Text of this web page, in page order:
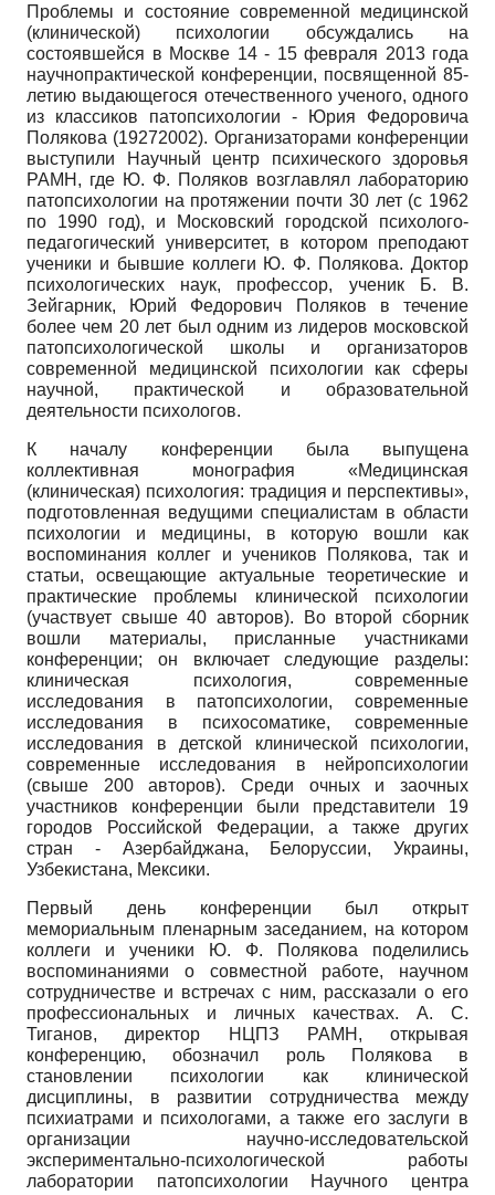
Проблемы и состояние современной медицинской
(клинической) психологии обсуждались на
состоявшейся в Москве 14 - 15 февраля 2013 года
научно­практической конференции, посвященной 85-
летию выдающегося отечественного ученого, одного
из классиков патопсихологии - Юрия Федоровича
Полякова (1927­2002). Организаторами конференции
выступили Научный центр психического здоровья
РАМН, где Ю. Ф. Поляков возглавлял лабораторию
патопсихологии на протяжении почти 30 лет (с 1962
по 1990 год), и Московский городской психолого­
педагогический университет, в котором преподают
ученики и бывшие коллеги Ю. Ф. Полякова. Доктор
психологических наук, профессор, ученик Б. В.
Зейгарник, Юрий Федорович Поляков в течение
более чем 20 лет был одним из лидеров московской
патопсихологической школы и организаторов
современной медицинской психологии как сферы
научной, практической и образовательной
деятельности психологов.
К началу конференции была выпущена
коллективная монография «Медицинская
(клиническая) психология: традиция и перспективы»,
подготовленная ведущими специалистам в области
психологии и медицины, в которую вошли как
воспоминания коллег и учеников Полякова, так и
статьи, освещающие актуальные теоретические и
практические проблемы клинической психологии
(участвует свыше 40 авторов). Во второй сборник
вошли материалы, присланные участниками
конференции; он включает следующие разделы:
клиническая психология, современные
исследования в патопсихологии, современные
исследования в психосоматике, современные
исследования в детской клинической психологии,
современные исследования в нейропсихологии
(свыше 200 авторов). Среди очных и заочных
участников конференции были представители 19
городов Российской Федерации, а также других
стран - Азербайджана, Белоруссии, Украины,
Узбекистана, Мексики.
Первый день конференции был открыт
мемориальным пленарным заседанием, на котором
коллеги и ученики Ю. Ф. Полякова поделились
воспоминаниями о совместной работе, научном
сотрудничестве и встречах с ним, рассказали о его
профессиональных и личных качествах. А. С.
Тиганов, директор НЦПЗ РАМН, открывая
конференцию, обозначил роль Полякова в
становлении психологии как клинической
дисциплины, в развитии сотрудничества между
психиатрами и психологами, а также его заслуги в
организации научно-исследовательской
экспериментально-психологической работы
лаборатории патопсихологии Научного центра